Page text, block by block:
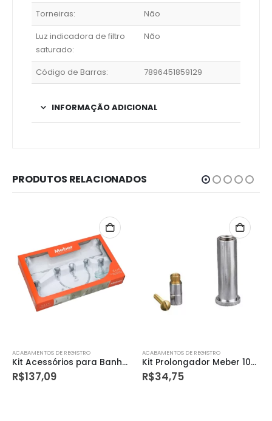
Torneiras:
Não
Luz indicadora de filtro
saturado:
Não
Código de Barras: 7896451859129
INFORMAÇÃO ADICIONAL
PRODUTOS RELACIONADOS
ACABAMENTOS DE REGISTRO
Kit Acessórios para Banheiro 5 Peças Clic Meber
R$137,09
ACABAMENTOS DE REGISTRO
Kit Prolongador Meber 1003 C2cm
R$34,75